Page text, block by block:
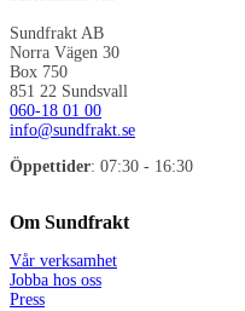
Sundfrakt AB
Norra Vägen 30
Box 750
851 22 Sundsvall
060-18 01 00
info@sundfrakt.se
Öppettider: 07:30 - 16:30
Om Sundfrakt
Vår verksamhet
Jobba hos oss
Press